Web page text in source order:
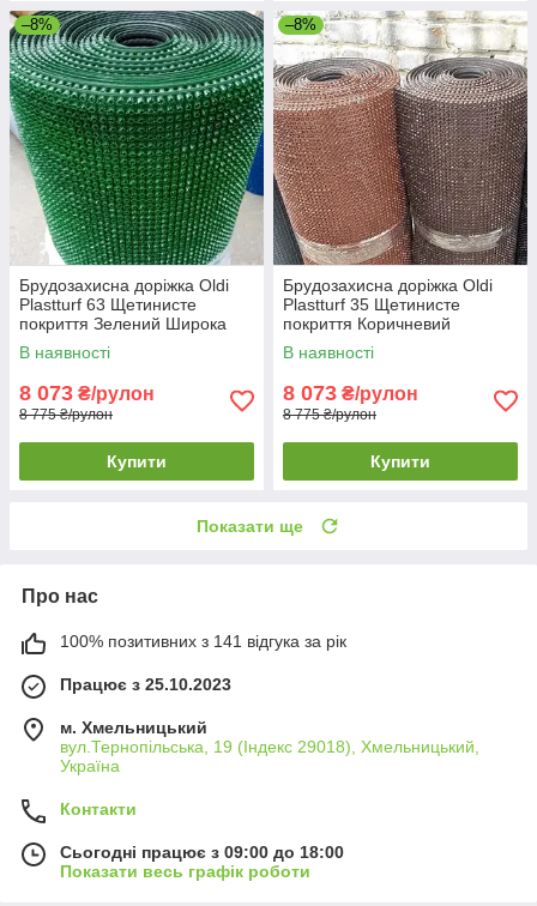
–8%
Брудозахисна доріжка Oldi
Plastturf 63 Щетинисте
покриття Зелений Широка
брудозахисна доріжка
В наявності
8 073 ₴/рулон
8 775 ₴/рулон
Купити
–8%
Брудозахисна доріжка Oldi
Plastturf 35 Щетинисте
покриття Коричневий
Щетиниста брудозахисна
доріжка в рулоні
В наявності
8 073 ₴/рулон
8 775 ₴/рулон
Купити
Показати ще
Про нас
100% позитивних з 141 відгука за рік
Працює з 25.10.2023
м. Хмельницький
вул.Тернопільська, 19 (Індекс 29018), Хмельницький,
Україна
Контакти
Сьогодні працює з 09:00 до 18:00
Показати весь графік роботи